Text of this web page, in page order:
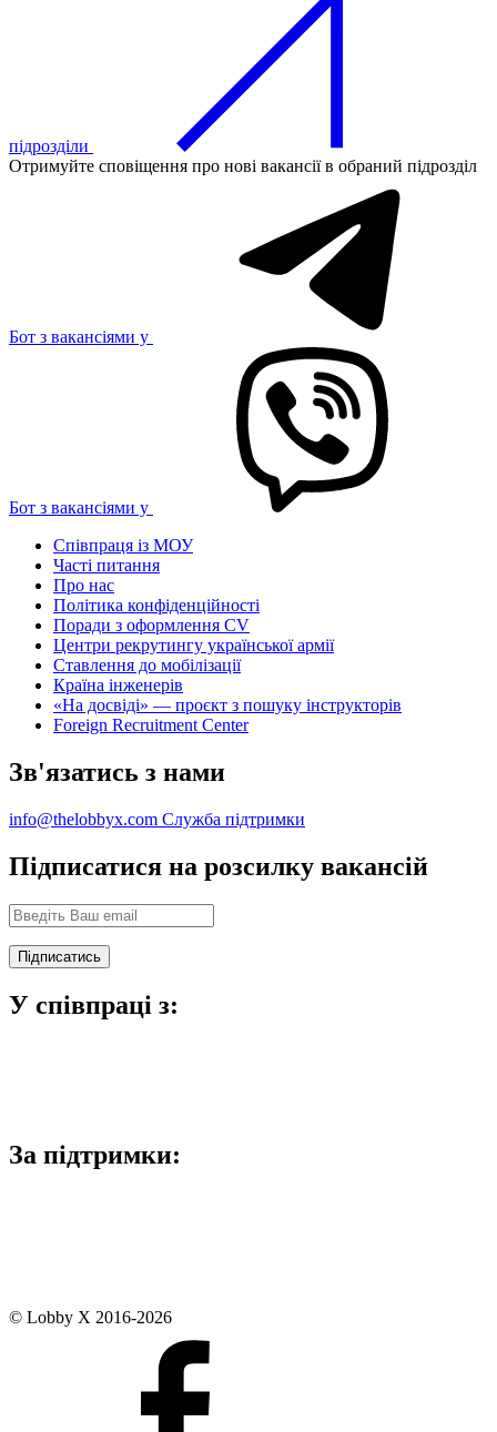
підрозділи
Отримуйте сповіщення про нові вакансії в обраний підрозділ
Бот з вакансіями у
Бот з вакансіями у
Співпраця із МОУ
Часті питання
Про нас
Політика конфіденційності
Поради з оформлення CV
Центри рекрутингу української армії
Ставлення до мобілізації
Країна інженерів
«На досвіді» — проєкт з пошуку інструкторів
Foreign Recruitment Center
Зв'язатись з нами
info@thelobbyx.com Служба підтримки
Підписатися на розсилку вакансій
У співпраці з:
За підтримки:
© Lobby X 2016-2026